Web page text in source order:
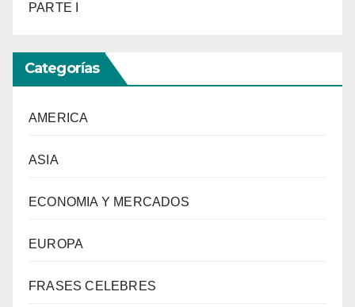
PARTE I
Categorías
AMERICA
ASIA
ECONOMIA Y MERCADOS
EUROPA
FRASES CELEBRES